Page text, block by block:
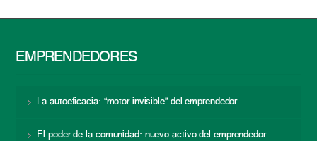
EMPRENDEDORES
La autoeficacia: “motor invisible” del emprendedor
El poder de la comunidad: nuevo activo del emprendedor